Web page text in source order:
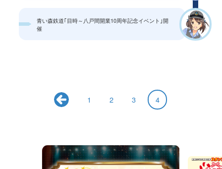
青い森鉄道｢目時～八戸間開業10周年記念イベント｣開
催
1 2 3 4